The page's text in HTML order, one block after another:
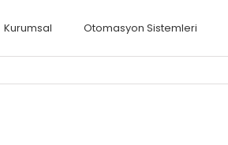
Kurumsal Otomasyon Sistemleri